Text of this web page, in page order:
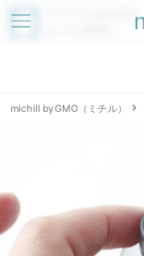
アプリでmichillが
michill byGMO（ミチル）